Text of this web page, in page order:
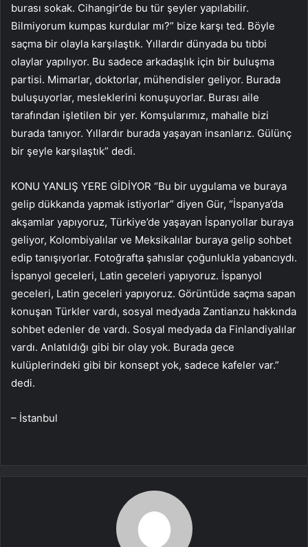
burası sokak. Cihangir’de bu tür şeyler yapılabilir.
Bilmiyorum kumpas kurdular mı?” bize karşı ted. Böyle
saçma bir olayla karşılaştık. Yıllardır dünyada bu tıbbi
olaylar yapılıyor. Bu sadece arkadaşlık için bir buluşma
partisi. Mimarlar, doktorlar, mühendisler geliyor. Burada
buluşuyorlar, mesleklerini konuşuyorlar. Burası aile
tarafından işletilen bir yer. Komşularımız, mahalle bizi
burada tanıyor. Yıllardır burada yaşayan insanlarız. Gülünç
bir şeyle karşılaştık” dedi.
KONU YANLIŞ YERE GİDİYOR “Bu bir uygulama ve buraya
gelip dükkanda yapmak istiyorlar” diyen Gür, “İspanya’da
akşamlar yapıyoruz, Türkiye’de yaşayan İspanyollar buraya
geliyor, Kolombiyalılar ve Meksikalılar buraya gelip sohbet
edip tanışıyorlar. Fotoğrafta şahıslar çoğunlukla yabancıydı.
İspanyol geceleri, Latin geceleri yapıyoruz. İspanyol
geceleri, Latin geceleri yapıyoruz. Görüntüde saçma sapan
konuşan Türkler vardı, sosyal medyada Zantianzu hakkında
sohbet edenler de vardı. Sosyal medyada da Finlandiyalılar
vardı. Anlatıldığı gibi bir olay yok. Burada gece
kulüplerindeki gibi bir konsept yok, sadece kafeler var.”
dedi.
– İstanbul